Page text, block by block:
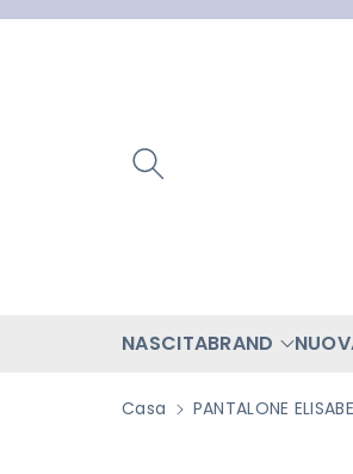
NASCITABRAND
Casa PANTALONE